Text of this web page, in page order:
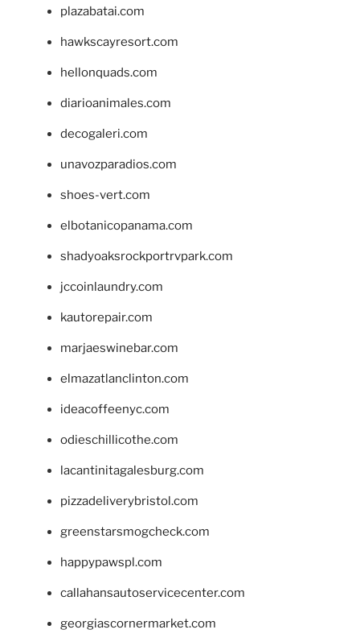
plazabatai.com
hawkscayresort.com
hellonquads.com
diarioanimales.com
decogaleri.com
unavozparadios.com
shoes-vert.com
elbotanicopanama.com
shadyoaksrockportrvpark.com
jccoinlaundry.com
kautorepair.com
marjaeswinebar.com
elmazatlanclinton.com
ideacoffeenyc.com
odieschillicothe.com
lacantinitagalesburg.com
pizzadeliverybristol.com
greenstarsmogcheck.com
happypawspl.com
callahansautoservicecenter.com
georgiascornermarket.com